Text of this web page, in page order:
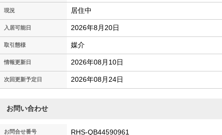
現況 居住中
入居可能日 2026年8月20日
取引態様 媒介
情報更新日 2026年08月10日
次回更新予定日 2026年08月24日
お問い合わせ
お問合せ番号 RHS-QB44590961